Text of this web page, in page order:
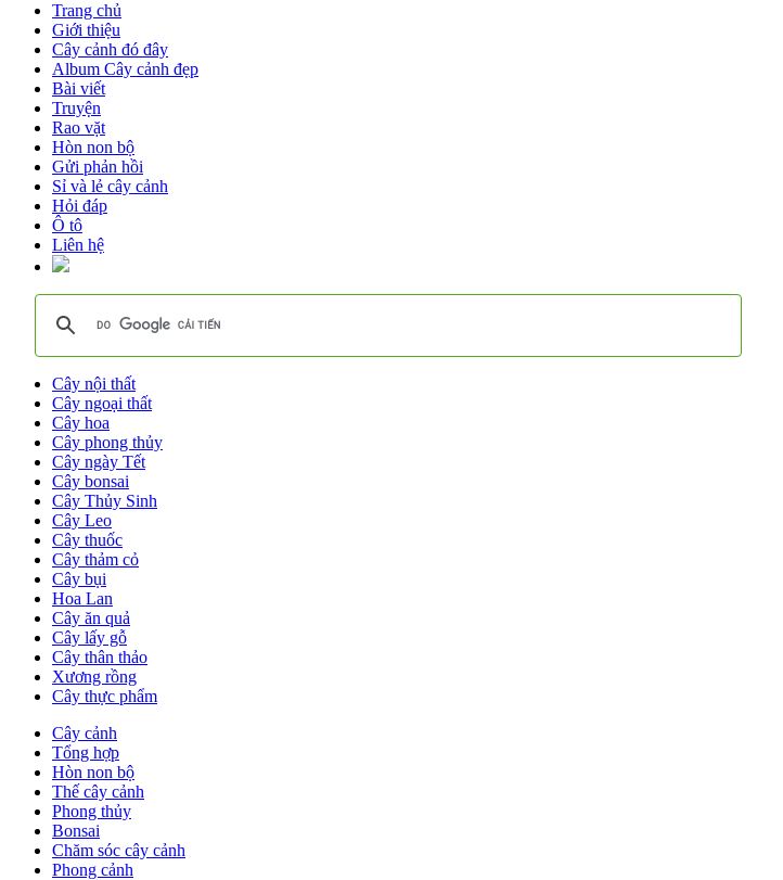
Trang chủ
Giới thiệu
Cây cảnh đó đây
Album Cây cảnh đẹp
Bài viết
Truyện
Rao vặt
Hòn non bộ
Gửi phản hồi
Sỉ và lẻ cây cảnh
Hỏi đáp
Ô tô
Liên hệ
Cây nội thất
Cây ngoại thất
Cây hoa
Cây phong thủy
Cây ngày Tết
Cây bonsai
Cây Thủy Sinh
Cây Leo
Cây thuốc
Cây thảm cỏ
Cây bụi
Hoa Lan
Cây ăn quả
Cây lấy gỗ
Cây thân thảo
Xương rồng
Cây thực phẩm
Cây cảnh
Tổng hợp
Hòn non bộ
Thế cây cảnh
Phong thủy
Bonsai
Chăm sóc cây cảnh
Phong cảnh